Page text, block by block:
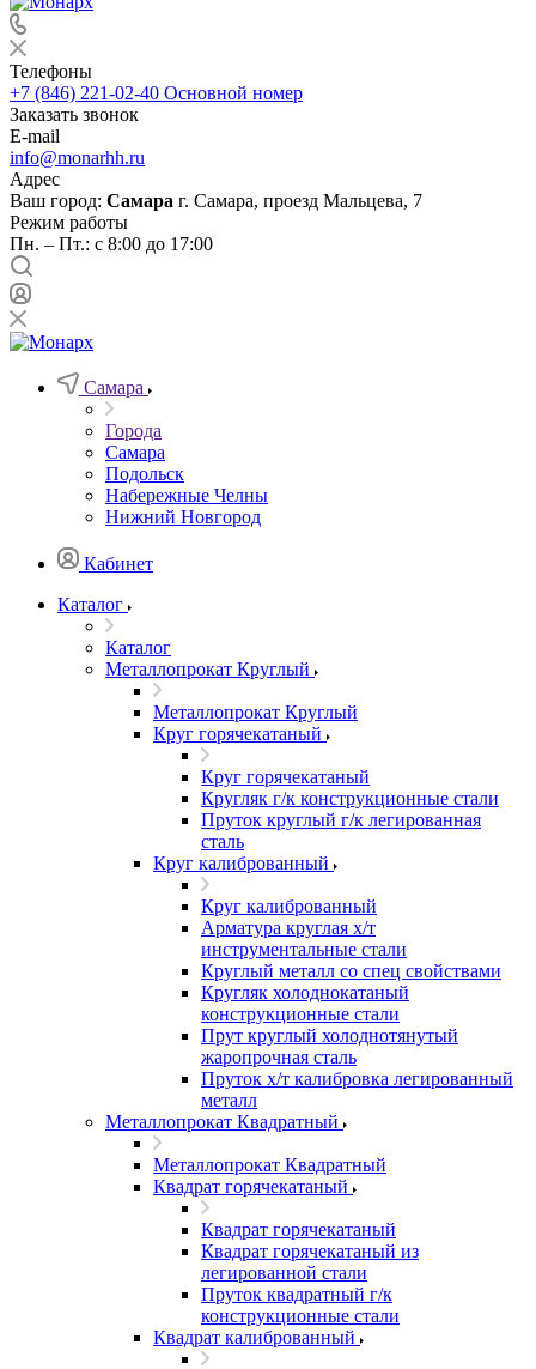
Телефоны
+7 (846) 221-02-40 Основной номер
Заказать звонок
E-mail
info@monarhh.ru
Адрес
Ваш город: Самара г. Самара, проезд Мальцева, 7
Режим работы
Пн. – Пт.: с 8:00 до 17:00
Самара
Города
Самара
Подольск
Набережные Челны
Нижний Новгород
Кабинет
Каталог
Каталог
Металлопрокат Круглый
Металлопрокат Круглый
Круг горячекатаный
Круг горячекатаный
Кругляк г/к конструкционные стали
Пруток круглый г/к легированная
сталь
Круг калиброванный
Круг калиброванный
Арматура круглая х/т
инструментальные стали
Круглый металл со спец свойствами
Кругляк холоднокатаный
конструкционные стали
Прут круглый холоднотянутый
жаропрочная сталь
Пруток х/т калибровка легированный
металл
Металлопрокат Квадратный
Металлопрокат Квадратный
Квадрат горячекатаный
Квадрат горячекатаный
Квадрат горячекатаный из
легированной стали
Пруток квадратный г/к
конструкционные стали
Квадрат калиброванный